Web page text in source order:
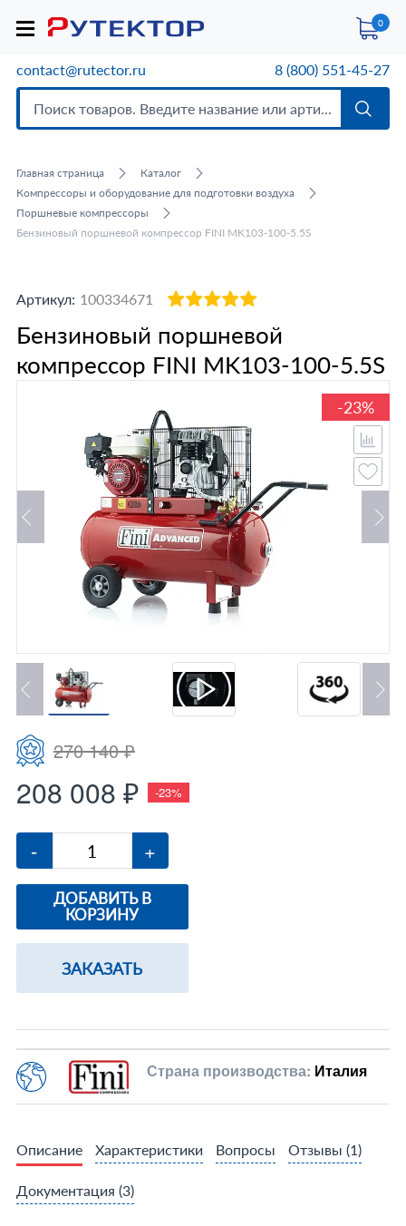
0
contact@rutector.ru 8 (800) 551-45-27
Главная страница
Каталог
Компрессоры и оборудование для подготовки воздуха
Поршневые компрессоры
Бензиновый поршневой компрессор FINI MK103-100-5.5S
Артикул: 100334671
Бензиновый поршневой
компрессор FINI MK103-100-5.5S
-23%
270 140 ₽
208 008 ₽ -23%
- +
ДОБАВИТЬ В
КОРЗИНУ
ЗАКАЗАТЬ
Страна производства: Италия
Описание Характеристики Вопросы Отзывы (1)
Документация (3)